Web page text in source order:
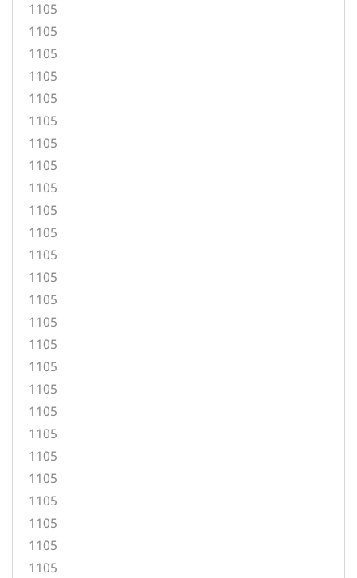
1105
1105
1105
1105
1105
1105
1105
1105
1105
1105
1105
1105
1105
1105
1105
1105
1105
1105
1105
1105
1105
1105
1105
1105
1105
1105